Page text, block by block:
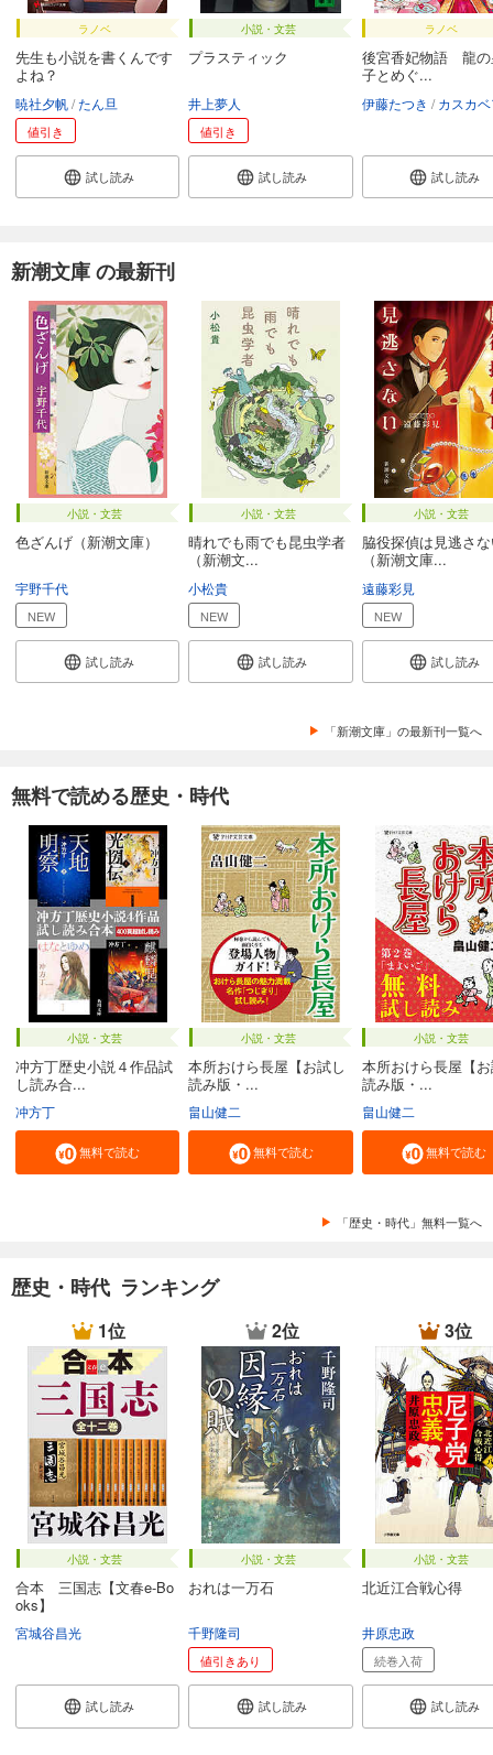
ラノベ
先生も小説を書くんです
よね？
暁社夕帆 たん旦
値引き
試し読み
小説・文芸
プラスティック
井上夢人
値引き
試し読み
ラノベ
後宮香妃物語 龍の
子とめぐ...
伊藤たつき カスカベア
試し読み
新潮文庫 の最新刊
小説・文芸
色ざんげ（新潮文庫）
宇野千代
NEW
試し読み
小説・文芸
晴れでも雨でも昆虫学者
（新潮文...
小松貴
NEW
試し読み
小説・文芸
脇役探偵は見逃さ
（新潮文庫...
遠藤彩見
NEW
試し読み
「新潮文庫」の最新刊一覧へ
無料で読める歴史・時代
小説・文芸
冲方丁歴史小説４作品試
し読み合...
冲方丁
無料で読む
小説・文芸
本所おけら長屋【お試し
読み版・...
畠山健二
無料で読む
小説・文芸
本所おけら長屋【
読み版・...
畠山健二
無料で読む
「歴史・時代」無料一覧へ
歴史・時代 ランキング
1位
小説・文芸
合本 三国志【文春e-Bo
oks】
宮城谷昌光
試し読み
2位
小説・文芸
おれは一万石
千野隆司
値引きあり
試し読み
3位
小説・文芸
北近江合戦心得
井原忠政
続巻入荷
試し読み